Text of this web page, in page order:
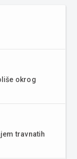
okrog
travnatih